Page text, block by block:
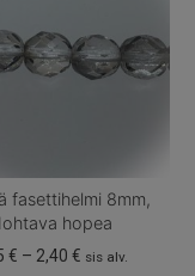
fasettihelmi 8mm,
hopea
€ – 2,40€ Hintaluokka:
sis alv.